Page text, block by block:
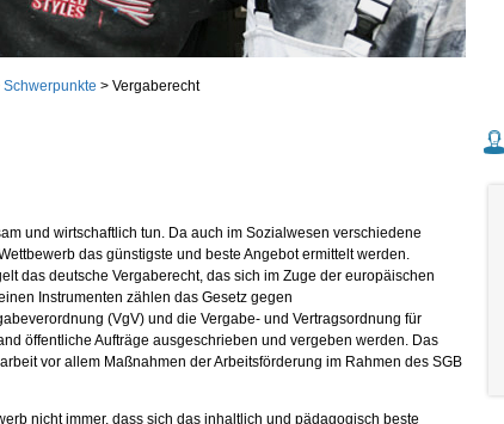
Schwerpunkte > Vergaberecht
und wirtschaftlich tun. Da auch im Sozialwesen verschiedene
das günstigste und beste Angebot ermittelt werden.
das deutsche Vergaberecht, das sich im Zuge der europäischen
Instrumenten zählen das Gesetz gegen
(VgV) und die Vergabe- und Vertragsordnung für
öffentliche Aufträge ausgeschrieben und vergeben werden. Das
vor allem Maßnahmen der Arbeitsförderung im Rahmen des SGB
nicht immer, dass sich das inhaltlich und pädagogisch beste